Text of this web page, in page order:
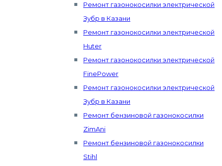
Ремонт газонокосилки электрической
Зубр в Казани
Ремонт газонокосилки электрической
Huter
Ремонт газонокосилки электрической
FinePower
Ремонт газонокосилки электрической
Зубр в Казани
Ремонт бензиновой газонокосилки
ZimAni
Ремонт бензиновой газонокосилки
Stihl